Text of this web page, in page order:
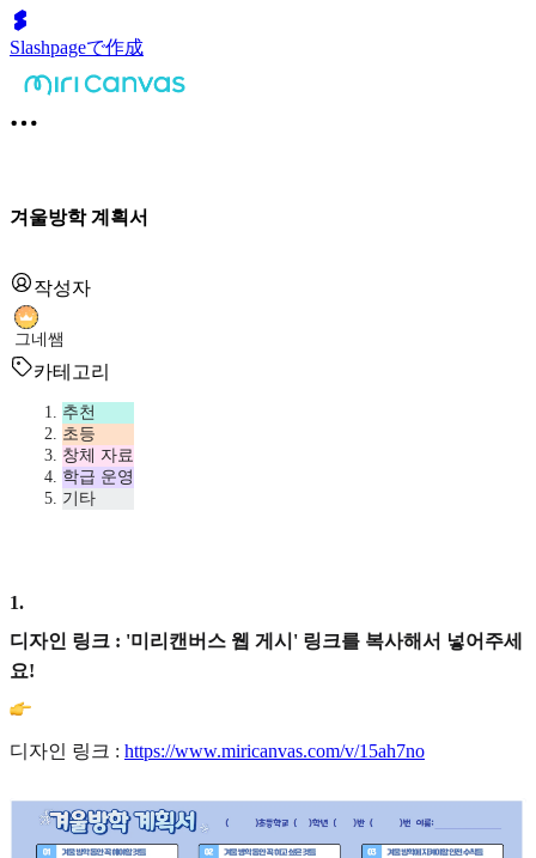
Slashpageで作成
겨울방학 계획서
작성자
그네쌤
카테고리
추천
초등
창체 자료
학급 운영
기타
1.
디자인 링크 : '미리캔버스 웹 게시' 링크를 복사해서 넣어주세
요!
디자인 링크 : https://www.miricanvas.com/v/15ah7no